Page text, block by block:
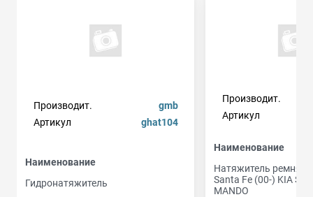
Производит.
gmb
Артикул
ghat104
Наименование
Гидронатяжитель
Производит.
Артикул
Наименование
Натяжитель ремня
Santa Fe (00-) KIA
MANDO